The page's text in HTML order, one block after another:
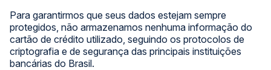
Para garantirmos que seus dados estejam sempre
protegidos, não armazenamos nenhuma informação do
cartão de crédito utilizado, seguindo os protocolos de
criptografia e de segurança das principais instituições
bancárias do Brasil.